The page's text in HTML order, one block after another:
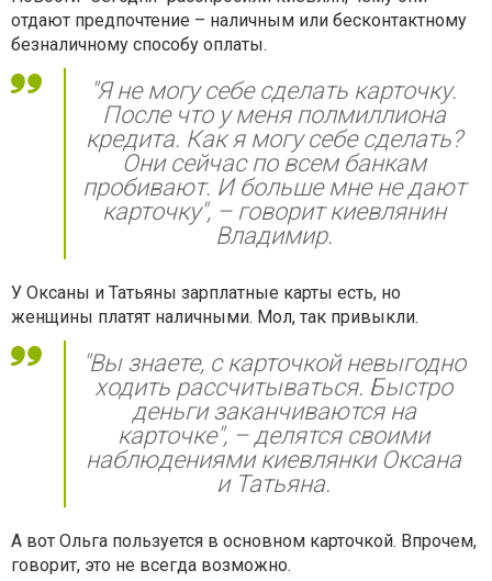
отдают предпочтение – наличным или бесконтактному
безналичному способу оплаты.
"Я не могу себе сделать карточку.
После что у меня полмиллиона
кредита. Как я могу себе сделать?
Они сейчас по всем банкам
пробивают. И больше мне не дают
карточку", – говорит киевлянин
Владимир.
У Оксаны и Татьяны зарплатные карты есть, но
женщины платят наличными. Мол, так привыкли.
"Вы знаете, с карточкой невыгодно
ходить рассчитываться. Быстро
деньги заканчиваются на
карточке", – делятся своими
наблюдениями киевлянки Оксана
и Татьяна.
А вот Ольга пользуется в основном карточкой. Впрочем,
говорит, это не всегда возможно.